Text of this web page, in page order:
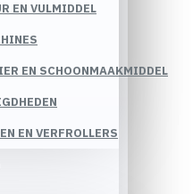
EN VULMIDDEL
EN SCHOONMAAKMIDDEL
EN VERFROLLERS